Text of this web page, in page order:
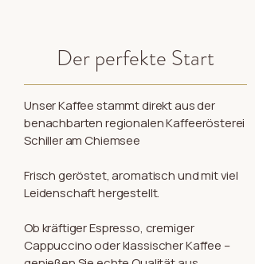
Der perfekte Start
Unser Kaffee stammt direkt aus der
benachbarten regionalen Kaffeerösterei
Schiller am Chiemsee
Frisch geröstet, aromatisch und mit viel
Leidenschaft hergestellt.
Ob kräftiger Espresso, cremiger
Cappuccino oder klassischer Kaffee –